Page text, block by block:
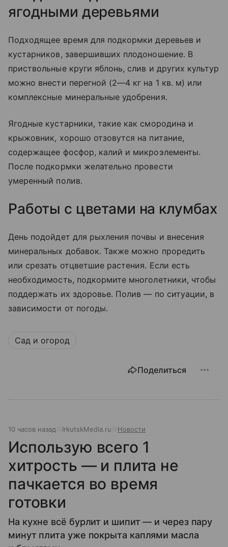
ягодными деревьями
Подходящее время для подкормки деревьев и
кустарников, завершивших плодоношение. В
приствольные круги яблонь, слив и других культур
можно внести перегной (2—4 кг на 1 кв. м) или
комплексные минеральные удобрения.
Ягодные кустарники, такие как смородина и
крыжовник, хорошо отзовутся на питание,
содержащее фосфор, калий и микроэлементы.
После подкормки желательно провести
умеренный полив.
Работы с цветами на клумбах
День подойдет для рыхления почвы и внесения
минеральных добавок. Также можно проредить
или срезать отцветшие растения. Если есть
необходимость, подкормите многолетники, чтобы
поддержать их здоровье. Полив — по ситуации, в
зависимости от погоды.
Сад и огород
Поделиться
10 часов назад IrkutskMedia.ru Новости
Использую всего 1
хитрость — и плита не
пачкается во время
готовки
На кухне всё бурлит и шипит — и через пару
минут плита уже покрыта каплями масла